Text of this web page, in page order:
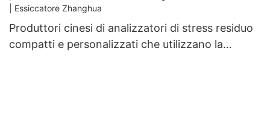
Produttori cinesi di analizzatori di stress residuo
compatti e personalizzati che utilizzano la